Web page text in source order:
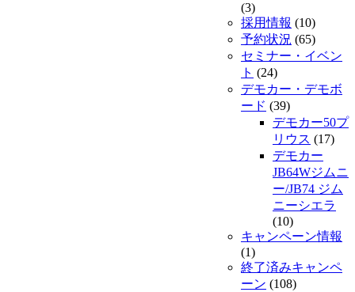
(3)
採用情報 (10)
予約状況 (65)
セミナー・イベン
ト (24)
デモカー・デモボ
ード (39)
デモカー50プ
リウス (17)
デモカー
JB64Wジムニ
ー/JB74 ジム
ニーシエラ
(10)
キャンペーン情報
(1)
終了済みキャンペ
ーン (108)